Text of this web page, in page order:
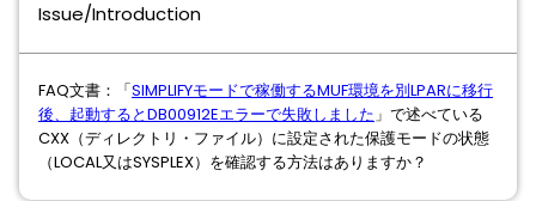
Issue/Introduction
FAQ文書：「SIMPLIFYモードで稼働するMUF環境を別LPARに移⾏
後、起動するとDB00912Eエラーで失敗しました」で述べている
CXX（ディレクトリ・ファイル）に設定された保護モードの状態
（LOCAL又はSYSPLEX）を確認する方法はありますか？